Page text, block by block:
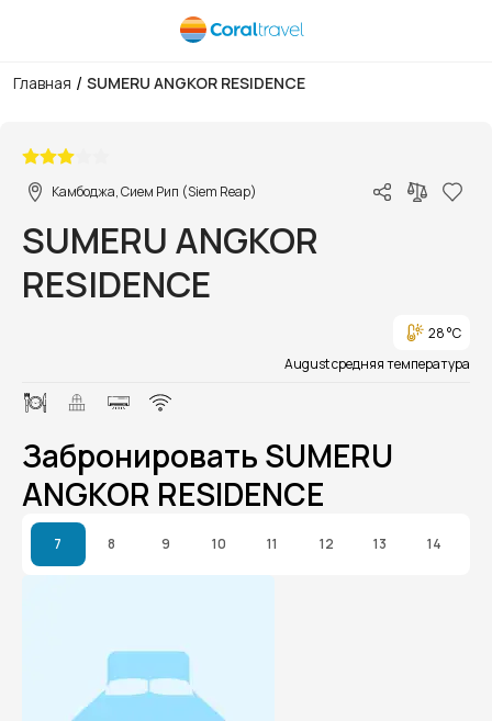
Главная / SUMERU ANGKOR RESIDENCE
Камбоджа, Сием Рип (Siem Reap)
SUMERU ANGKOR
RESIDENCE
28 °C
August средняя температура
Забронировать SUMERU
ANGKOR RESIDENCE
7 8 9 10 11 12 13 14